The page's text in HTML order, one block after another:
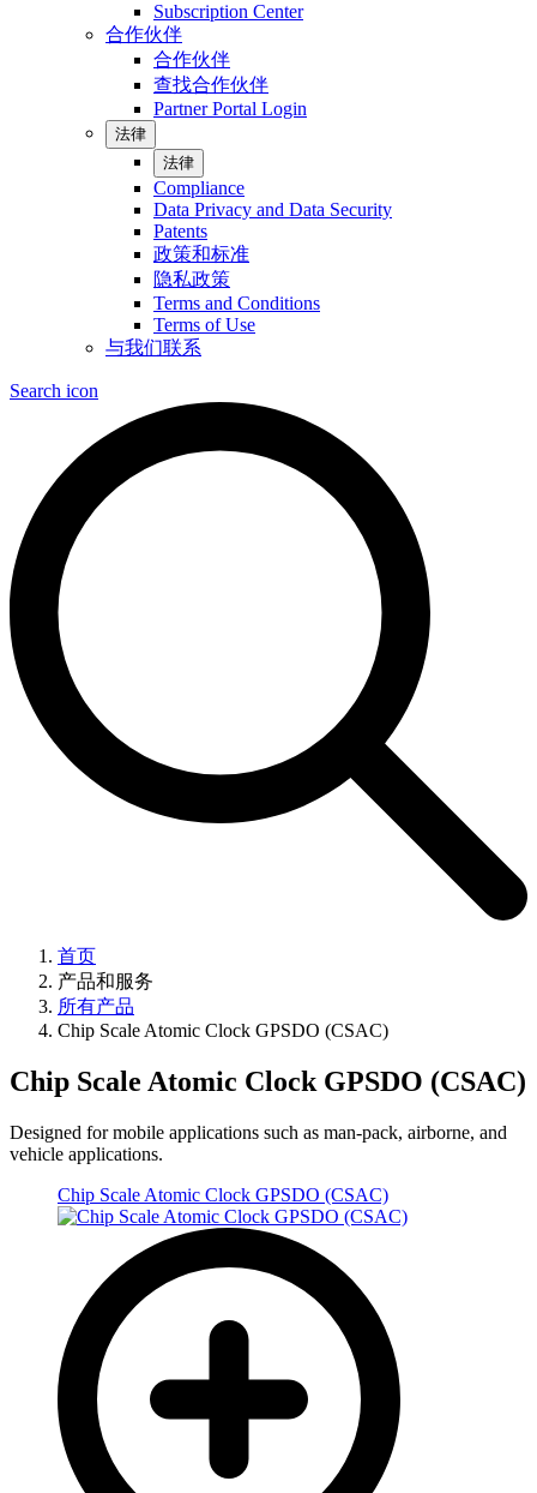
Subscription Center
合作伙伴
合作伙伴
查找合作伙伴
Partner Portal Login
法律
法律
Compliance
Data Privacy and Data Security
Patents
政策和标准
隐私政策
Terms and Conditions
Terms of Use
与我们联系
Search icon
首页
产品和服务
所有产品
Chip Scale Atomic Clock GPSDO (CSAC)
Chip Scale Atomic Clock GPSDO (CSAC)
Designed for mobile applications such as man-pack, airborne, and
vehicle applications.
Chip Scale Atomic Clock GPSDO (CSAC)